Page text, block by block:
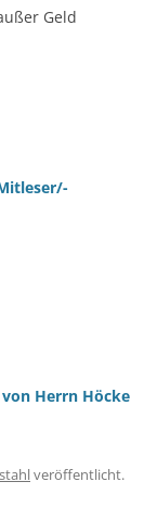
Geld
Herrn Höcke
veröffentlicht.